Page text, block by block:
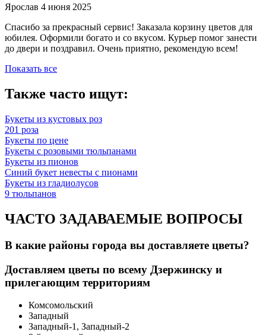
Ярослав 4 июня 2025
Спасибо за прекрасный сервис! Заказала корзину цветов для
юбилея. Оформили богато и со вкусом. Курьер помог занести
до двери и поздравил. Очень приятно, рекомендую всем!
Показать все
Также часто ищут:
Букеты из кустовых роз
201 роза
Букеты по цене
Букеты с розовыми тюльпанами
Букеты из пионов
Синий букет невесты с пионами
Букеты из гладиолусов
9 тюльпанов
ЧАСТО ЗАДАВАЕМЫЕ ВОПРОСЫ
В какие районы города вы доставляете цветы?
Доставляем цветы по всему Дзержинску и
прилегающим территориям
Комсомольский
Западный
Западный-1, Западный-2